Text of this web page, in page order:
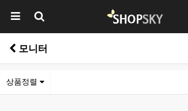
모니터
상품정렬